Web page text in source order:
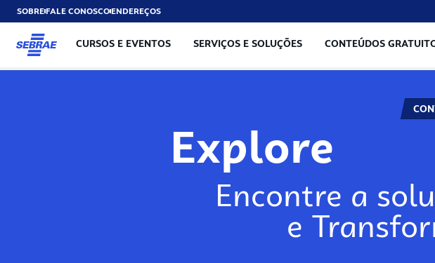
SOBREFALE CONOSCOENDEREÇOS
CURSOS E EVENTOS SERVIÇOS E SOLUÇÕES CONTEÚDOS
Explore
Encontre a
e